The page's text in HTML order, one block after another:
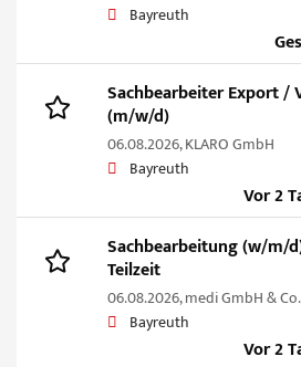
Bayreuth
Sachbearbeiter Export /
(m/w/d)
06.08.2026,KLARO GmbH
Bayreuth
Vor 2
Sachbearbeitung (w/m/
Teilzeit
06.08.2026,medi GmbH &
Bayreuth
Vor 2